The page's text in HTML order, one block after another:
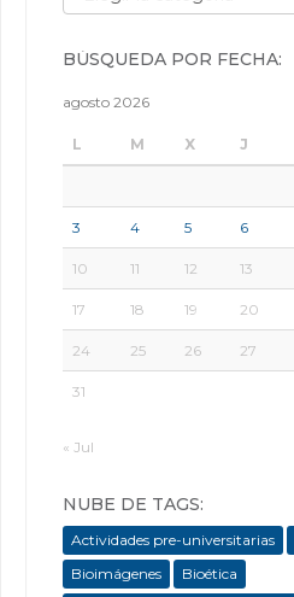
BÚSQUEDA POR FECHA:
agosto 2026
L M X J
3 4 5 6
10 11 12 13
17 18 19 20
24 25 26 27
31
« Jul
NUBE DE TAGS:
Actividades pre-universitarias
Bioimágenes
Bioética